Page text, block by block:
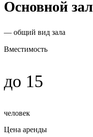
Основной зал
— общий вид зала
Вместимость
до 15
человек
Цена аренды